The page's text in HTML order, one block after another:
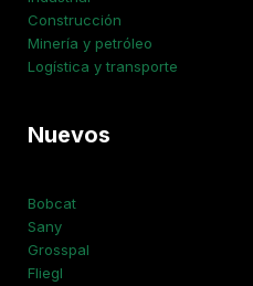
Construcción
Minería y petróleo
Logística y transporte
Nuevos
Bobcat
Sany
Grosspal
Fliegl